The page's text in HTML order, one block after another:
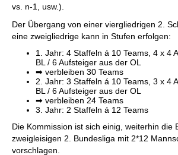
vs. n-1, usw.).
Der Übergang von einer viergliedrigen 2.
eine zweigliedrige kann in Stufen erfolgen:
1. Jahr: 4 Staffeln á 10 Teams, 4 x 4
BL / 6 Aufsteiger aus der OL
➡ verbleiben 30 Teams
2. Jahr: 3 Staffeln á 10 Teams, 3 x 4
BL / 6 Aufsteiger aus der OL
➡ verbleiben 24 Teams
3. Jahr: 2 Staffeln á 12 Teams
Die Kommission ist sich einig, weiterhin die
zweigleisigen 2. Bundesliga mit 2*12
vorschlagen.